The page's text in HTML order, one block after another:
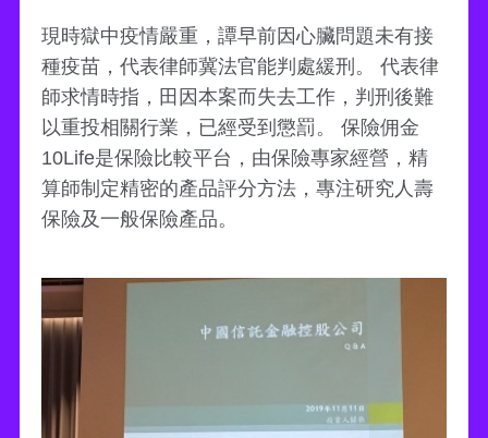
現時獄中疫情嚴重，譚早前因心臟問題未有接
種疫苗，代表律師冀法官能判處緩刑。 代表律
師求情時指，田因本案而失去工作，判刑後難
以重投相關行業，已經受到懲罰。 保險佣金
10Life是保險比較平台，由保險專家經營，精
算師制定精密的產品評分方法，專注研究人壽
保險及一般保險產品。